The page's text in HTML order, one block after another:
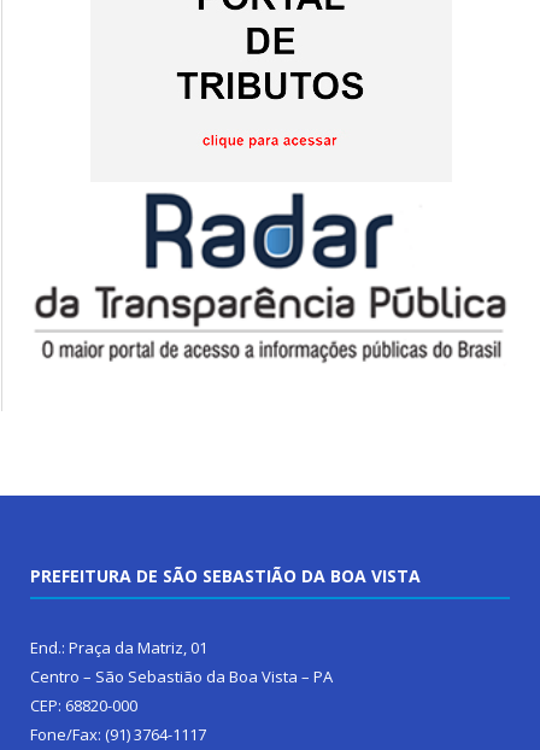
PREFEITURA DE SÃO SEBASTIÃO DA BOA VISTA
End.: Praça da Matriz, 01
Centro – São Sebastião da Boa Vista – PA
CEP: 68820-000
Fone/Fax: (91) 3764-1117